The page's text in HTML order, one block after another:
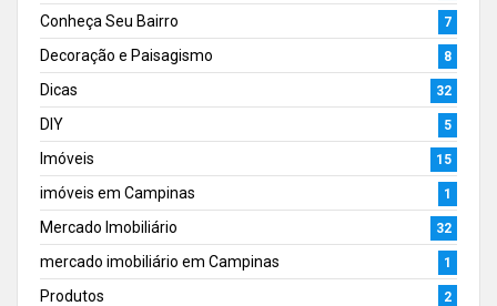
Conheça Seu Bairro 7
Decoração e Paisagismo 8
Dicas 32
DIY 5
Imóveis 15
imóveis em Campinas 1
Mercado Imobiliário 32
mercado imobiliário em Campinas 1
Produtos 2